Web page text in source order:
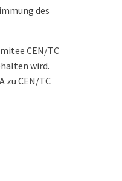
des
CEN/TC
wird.
zu CEN/TC